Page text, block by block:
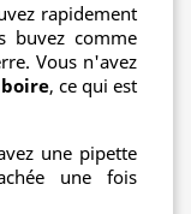
rapidement
buvez comme
Vous n'avez
, ce qui est
une pipette
une fois